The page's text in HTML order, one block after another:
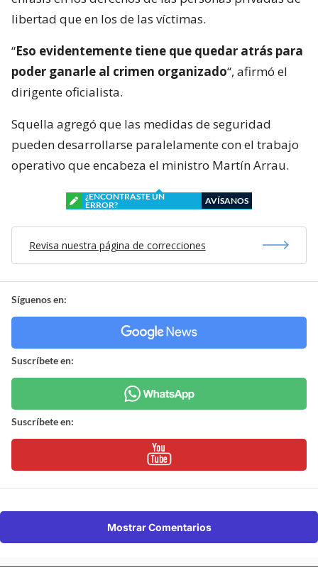
libertad que en los de las víctimas.
“Eso evidentemente tiene que quedar atrás para
poder ganarle al crimen organizado“, afirmó el
dirigente oficialista.
Squella agregó que las medidas de seguridad
pueden desarrollarse paralelamente con el trabajo
operativo que encabeza el ministro Martín Arrau.
¿ENCONTRASTE UN
ERROR?
AVÍSANOS
Revisa nuestra página de correcciones
Síguenos en:
Suscríbete en:
Suscríbete en:
Mostrar Comentarios